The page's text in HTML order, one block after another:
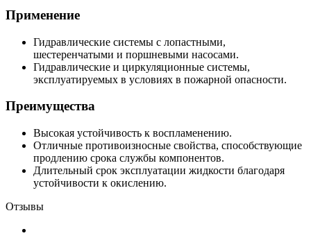
Применение
Гидравлические системы с лопастными,
шестеренчатыми и поршневыми насосами.
Гидравлические и циркуляционные системы,
эксплуатируемых в условиях в пожарной опасности.
Преимущества
Высокая устойчивость к воспламенению.
Отличные противоизносные свойства, способствующие
продлению срока службы компонентов.
Длительный срок эксплуатации жидкости благодаря
устойчивости к окислению.
Отзывы